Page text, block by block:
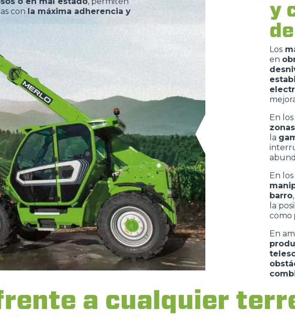
con la máxima adherencia y
y
Los
en
En los
la
En los
barro,
la
como
En
a cualquier